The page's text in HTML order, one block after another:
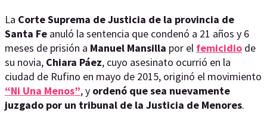
La Corte Suprema de Justicia de la provincia de
Santa Fe anuló la sentencia que condenó a 21 años y 6
meses de prisión a Manuel Mansilla por el femicidio de
su novia, Chiara Páez, cuyo asesinato ocurrió en la
ciudad de Rufino en mayo de 2015, originó el movimiento
“Ni Una Menos”, y ordenó que sea nuevamente
juzgado por un tribunal de la Justicia de Menores.